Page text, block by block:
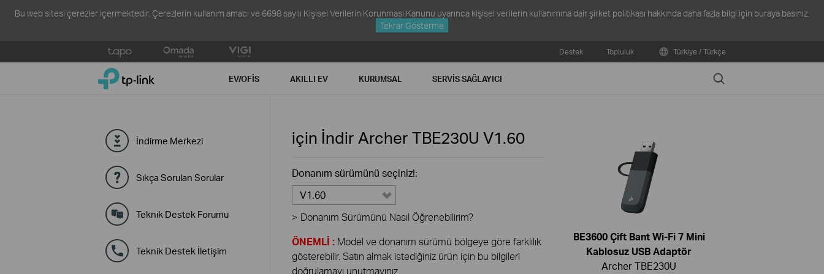
Bu web sitesi çerezler içermektedir. Çerezlerin kullanım amacı ve 6698 sayılı Kişisel Verilerin Korunması Kanunu uyarınca kişisel verilerin kullanımına dair şirket politikası hakkında daha fazla bilgi için buraya basınız.
Tekrar Gösterme
to
Destek Topluluk Türkiye / Türkçe
TP-Link, Reliably Smart EV/OFIS AKILLI EV KURUMSAL SERVIS SAĞLAYICI Search
İndirme Merkezi
Sıkça Sorulan Sorular
Teknik Destek Forumu
Teknik Destek İletişim
için İndir Archer TBE230U V1.60
Donanım sürümünü seçiniz!:
V1.60
> Donanım Sürümünü Nasıl Öğrenebilirim?
ÖNEMLİ : Model ve donanım sürümü bölgeye göre farklılık
gösterebilir. Satın almak istediğiniz ürün için bu bilgileri
doğrulamayı unutmayınız.
BE3600 Çift Bant Wi-Fi 7 Mini
Kablosuz USB Adaptör
Archer TBE230U